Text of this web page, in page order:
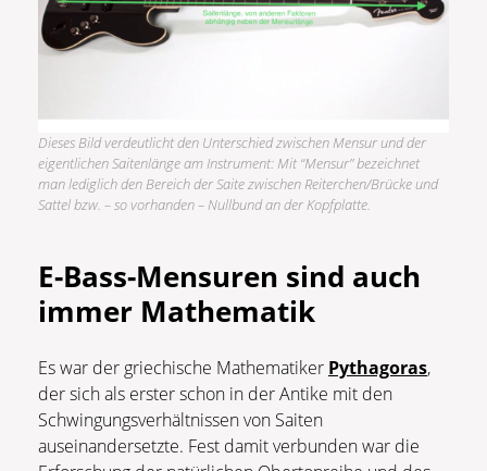
Dieses Bild verdeutlicht den Unterschied zwischen Mensur und der
eigentlichen Saitenlänge am Instrument: Mit “Mensur” bezeichnet
man lediglich den Bereich der Saite zwischen Reiterchen/Brücke und
Sattel bzw. – so vorhanden – Nullbund an der Kopfplatte.
E-Bass-Mensuren sind auch
immer Mathematik
Es war der griechische Mathematiker Pythagoras,
der sich als erster schon in der Antike mit den
Schwingungsverhältnissen von Saiten
auseinandersetzte. Fest damit verbunden war die